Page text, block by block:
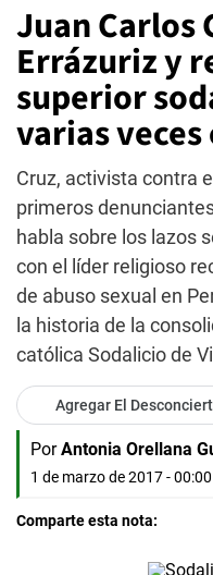
Juan Carlos
Errázuriz y
superior
varias
Cruz, activista contra
primeros
habla sobre los lazos
con el líder religioso
de abuso sexual en
la historia de la
católica Sodalicio de
Agregar El
Por Antonia Orellana
1 de marzo de 2017 - 00:00
Comparte esta nota: